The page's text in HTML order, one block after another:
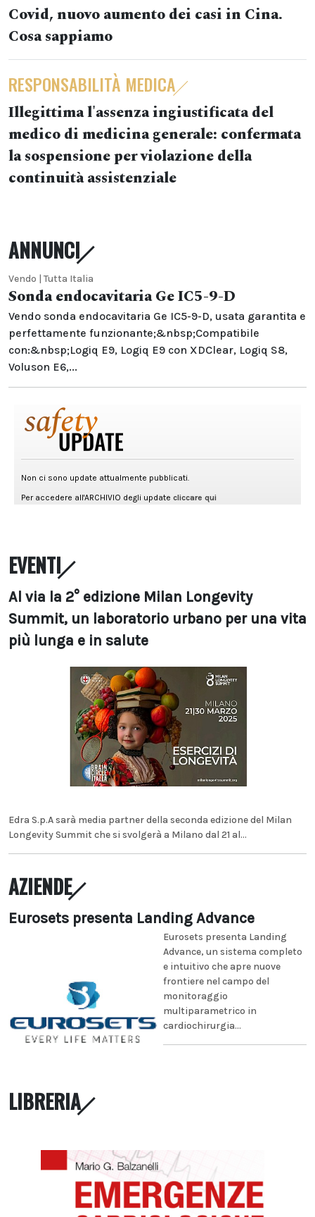
Covid, nuovo aumento dei casi in Cina.
Cosa sappiamo
RESPONSABILITÀ MEDICA
Illegittima l'assenza ingiustificata del
medico di medicina generale: confermata
la sospensione per violazione della
continuità assistenziale
ANNUNCI
Vendo | Tutta Italia
Sonda endocavitaria Ge IC5-9-D
Vendo sonda endocavitaria Ge IC5-9-D, usata garantita e
perfettamente funzionante;&nbsp;Compatibile
con:&nbsp;Logiq E9, Logiq E9 con XDClear, Logiq S8,
Voluson E6,...
EVENTI
Al via la 2° edizione Milan Longevity
Summit, un laboratorio urbano per una vita
più lunga e in salute
Edra S.p.A sarà media partner della seconda edizione del Milan
Longevity Summit che si svolgerà a Milano dal 21 al...
AZIENDE
Eurosets presenta Landing Advance
Eurosets presenta Landing
Advance, un sistema completo
e intuitivo che apre nuove
frontiere nel campo del
monitoraggio
multiparametrico in
cardiochirurgia...
LIBRERIA